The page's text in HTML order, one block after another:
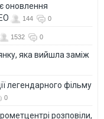
оновлення
144 0
1532 0
яка вийшла заміж
легендарного фільму
0
розповіли,